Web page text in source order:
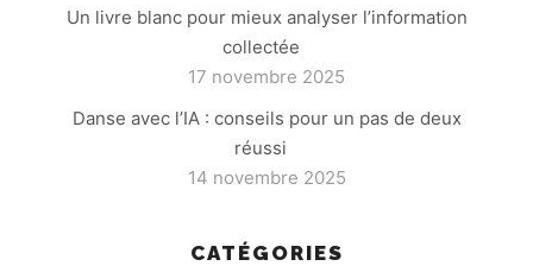
Un livre blanc pour mieux analyser l’information
collectée
17 novembre 2025
Danse avec l’IA : conseils pour un pas de deux
réussi
14 novembre 2025
CATÉGORIES